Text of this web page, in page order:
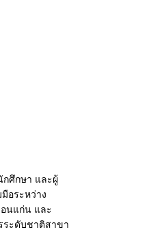
ศึกษา และผู้
อระหว่าง
นแก่น และ
ระดับชาติสาขา